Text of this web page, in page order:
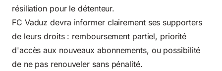
résiliation pour le détenteur.
FC Vaduz devra informer clairement ses supporters
de leurs droits : remboursement partiel, priorité
d'accès aux nouveaux abonnements, ou possibilité
de ne pas renouveler sans pénalité.